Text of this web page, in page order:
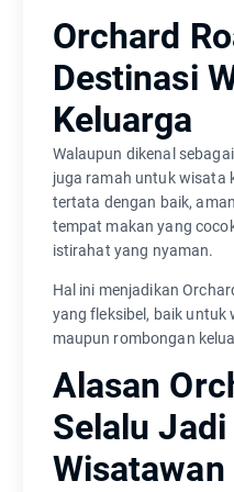
Orchard
Destinasi
Keluarga
Walaupun dikenal
juga ramah untuk wisata
tertata dengan baik,
tempat makan yang
istirahat yang nyaman.
Hal ini menjadikan
yang fleksibel, baik
maupun rombongan
Alasan
Selalu
Wisatawan